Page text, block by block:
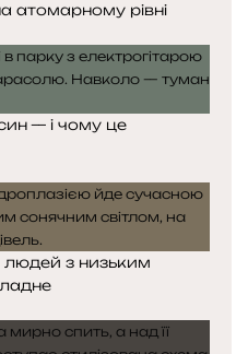
атомарному рівні
— і чому це
людей з низьким